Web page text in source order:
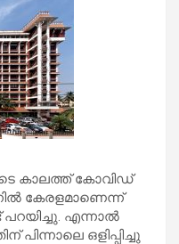
കാലത്ത് കോവിഡ്
കേരളമാണെന്ന്
എന്നാല്‍
പിന്നാലെ ഒളിപ്പിച്ചു